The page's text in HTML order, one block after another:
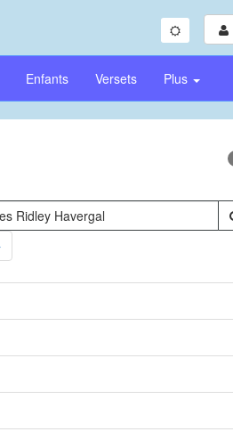
Enfants Versets Plus